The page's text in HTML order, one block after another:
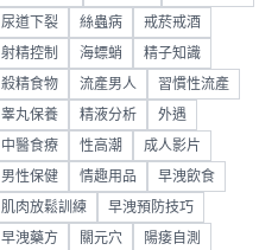
尿道下裂 絲蟲病 戒菸戒酒
射精控制 海螵蛸 精子知識
殺精食物 流產男人 習慣性流產
睾丸保養 精液分析 外遇
中醫食療 性高潮 成人影片
男性保健 情趣用品 早洩飲食
肌肉放鬆訓練 早洩預防技巧
早洩藥方 關元穴 陽痿自測